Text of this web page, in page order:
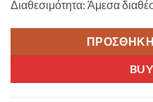
8.90 €.είναι:
8.00
Διαθεσιμότητα: Άμεσα